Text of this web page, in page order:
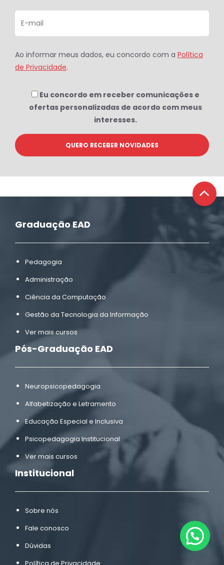
Ao informar meus dados, eu concordo com a Política
de Privacidade.
Eu concordo em receber comunicações e
ofertas personalizadas de acordo com meus
interesses.
Graduação EAD
Pedagogia
Administração
Ciência da Computação
Gestão da Tecnologia da Informação
Ver mais cursos
Pós-Graduação EAD
Neuropsicopedagogia
Alfabetização e Letramento
Educação Especial e Inclusiva
Psicopedagogia Institucional
Ver mais cursos
Institucional
Sobre nós
Fale conosco
Dúvidas
Política de Privacidade